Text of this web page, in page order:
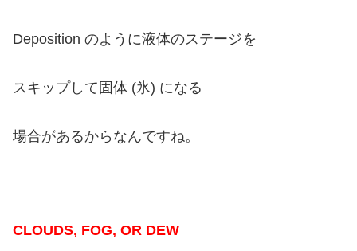
Deposition のように液体のステージを
スキップして固体 (氷) になる
場合があるからなんですね。
CLOUDS, FOG, OR DEW